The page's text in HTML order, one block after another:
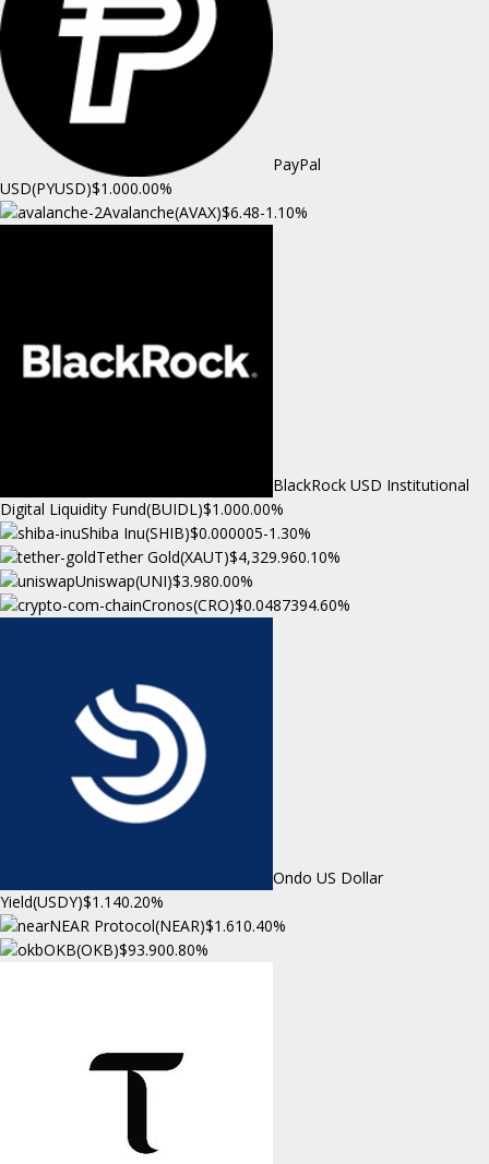
PayPal
USD(PYUSD)$1.000.00%
Avalanche(AVAX)$6.48-1.10%
BlackRock USD Institutional
Digital Liquidity Fund(BUIDL)$1.000.00%
Shiba Inu(SHIB)$0.000005-1.30%
Tether Gold(XAUT)$4,329.960.10%
Uniswap(UNI)$3.980.00%
Cronos(CRO)$0.0487394.60%
Ondo US Dollar
Yield(USDY)$1.140.20%
NEAR Protocol(NEAR)$1.610.40%
OKB(OKB)$93.900.80%